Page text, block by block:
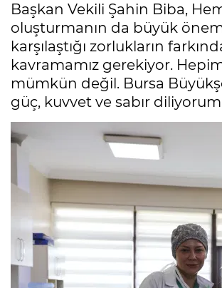
Başkan Vekili Şahin Biba,
oluşturmanın da büyük önem
karşılaştığı zorlukların
kavramamız gerekiyor.
mümkün değil. Bursa
güç, kuvvet ve sabır